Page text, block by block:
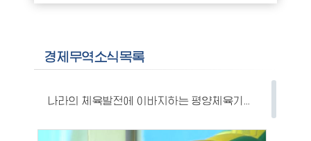
경제무역소식목록
나라의 체육발전에 이바지하는 평양체육기자재공장